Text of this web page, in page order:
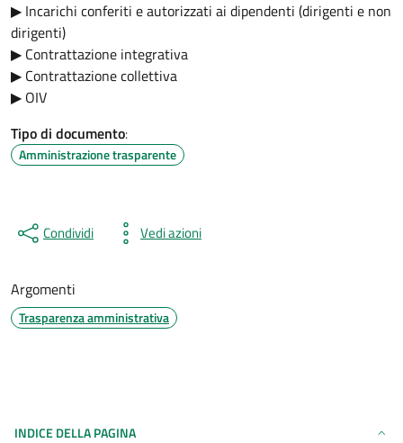
▶ Incarichi conferiti e autorizzati ai dipendenti (dirigenti e non
dirigenti)
▶ Contrattazione integrativa
▶ Contrattazione collettiva
▶ OIV
Tipo di documento:
Amministrazione trasparente
Condividi Vedi azioni
Argomenti
Trasparenza amministrativa
INDICE DELLA PAGINA